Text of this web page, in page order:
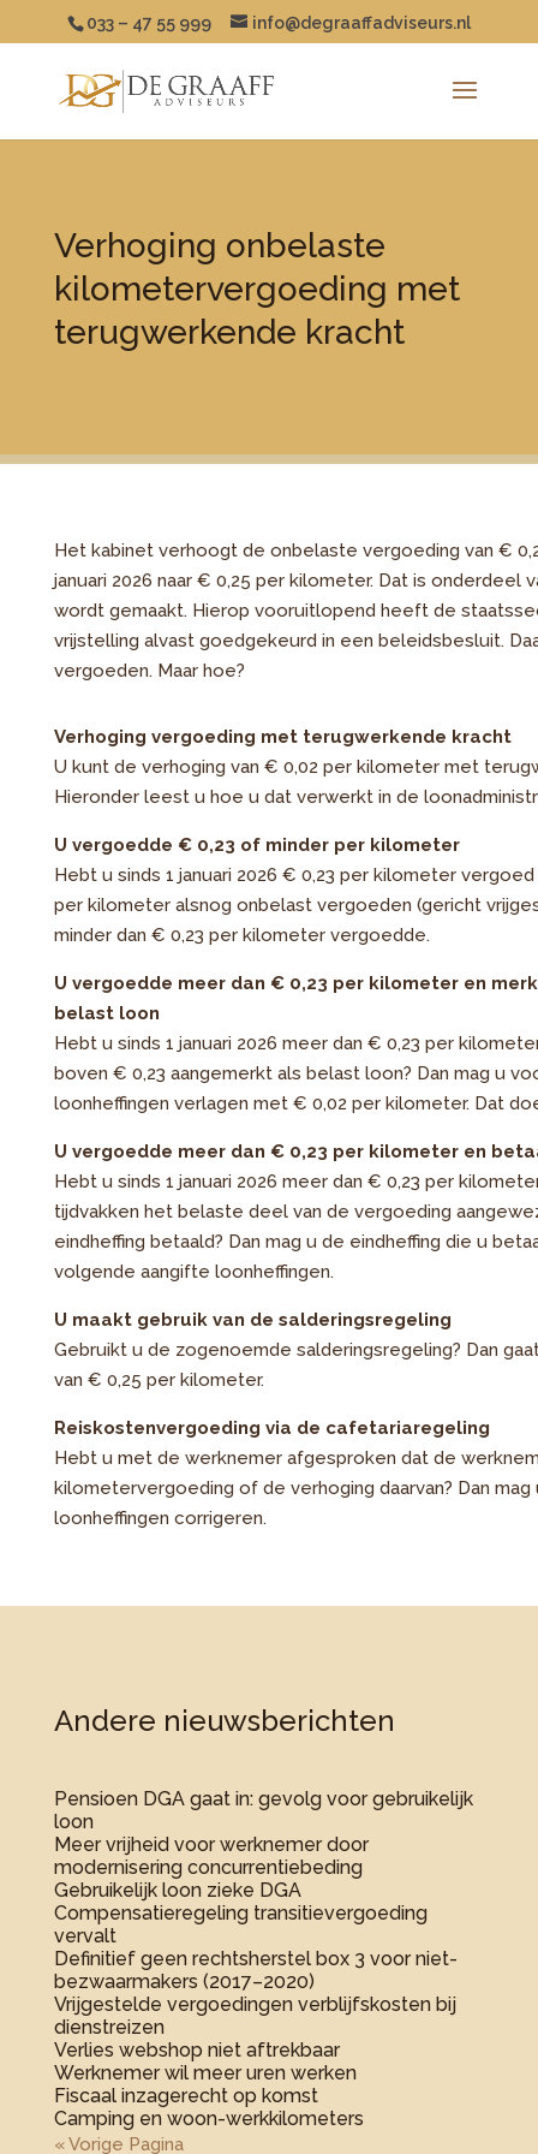
033 – 47 55 999 info@degraaffadviseurs.nl
Verhoging onbelaste
kilometervergoeding met
terugwerkende kracht
Het kabinet verhoogt de onbelaste vergoeding van €
januari 2026 naar € 0,25 per kilometer. Dat is onderdeel
wordt gemaakt. Hierop vooruitlopend heeft de
vrijstelling alvast goedgekeurd in een beleidsbesluit.
vergoeden. Maar hoe?
Verhoging vergoeding met terugwerkende kracht
U kunt de verhoging van € 0,02 per kilometer met
Hieronder leest u hoe u dat verwerkt in de
U vergoedde € 0,23 of minder per kilometer
Hebt u sinds 1 januari 2026 € 0,23 per kilometer
per kilometer alsnog onbelast vergoeden (gericht
minder dan € 0,23 per kilometer vergoedde.
U vergoedde meer dan € 0,23 per kilometer en
belast loon
Hebt u sinds 1 januari 2026 meer dan € 0,23 per
boven € 0,23 aangemerkt als belast loon? Dan mag u
loonheffingen verlagen met € 0,02 per kilometer. Dat
U vergoedde meer dan € 0,23 per kilometer en
Hebt u sinds 1 januari 2026 meer dan € 0,23 per
tijdvakken het belaste deel van de vergoeding
eindheffing betaald? Dan mag u de eindheffing die u
volgende aangifte loonheffingen.
U maakt gebruik van de salderingsregeling
Gebruikt u de zogenoemde salderingsregeling? Dan
van € 0,25 per kilometer.
Reiskostenvergoeding via de cafetariaregeling
Hebt u met de werknemer afgesproken dat de
kilometervergoeding of de verhoging daarvan? Dan
loonheffingen corrigeren.
Andere nieuwsberichten
Pensioen DGA gaat in: gevolg voor gebruikelijk
loon
Meer vrijheid voor werknemer door
modernisering concurrentiebeding
Gebruikelijk loon zieke DGA
Compensatieregeling transitievergoeding
vervalt
Definitief geen rechtsherstel box 3 voor niet-
bezwaarmakers (2017–2020)
Vrijgestelde vergoedingen verblijfskosten bij
dienstreizen
Verlies webshop niet aftrekbaar
Werknemer wil meer uren werken
Fiscaal inzagerecht op komst
Camping en woon-werkkilometers
« Vorige Pagina